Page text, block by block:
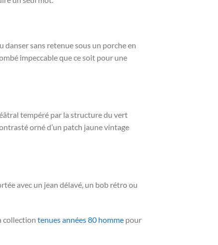
danser sans retenue sous un porche en
impeccable que ce soit pour une
tempéré par la structure du vert
orné d’un patch jaune vintage
avec un jean délavé, un bob rétro ou
collection tenues années 80 homme pour